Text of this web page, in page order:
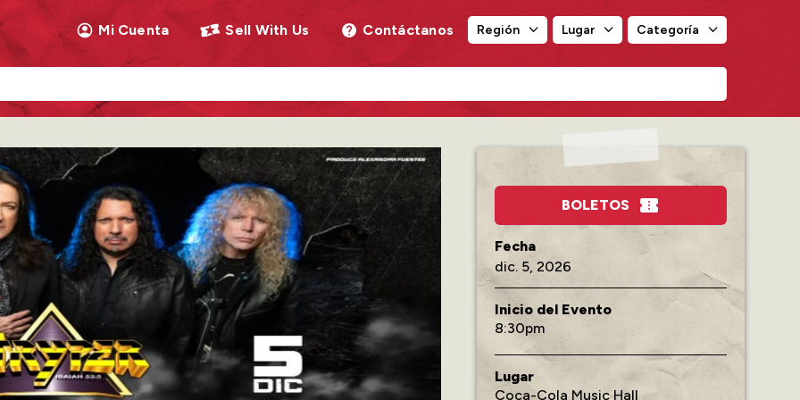
Mi Cuenta Sell With Us Contáctanos Región Lugar Categoría
you type. Use Tab to access the results.
BOLETOS
dic. 5, 2026
Inicio del Evento
8:30
Lugar
Coca-Cola Music Hall